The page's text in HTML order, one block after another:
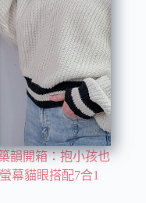
韻開箱：抱小孩也
幕貓眼搭配7合1